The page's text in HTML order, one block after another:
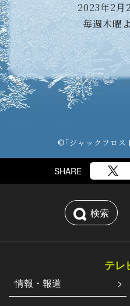
2023年2月
毎週木曜
©「ジャックフロス
SHARE
検索
テレ
情報・報道